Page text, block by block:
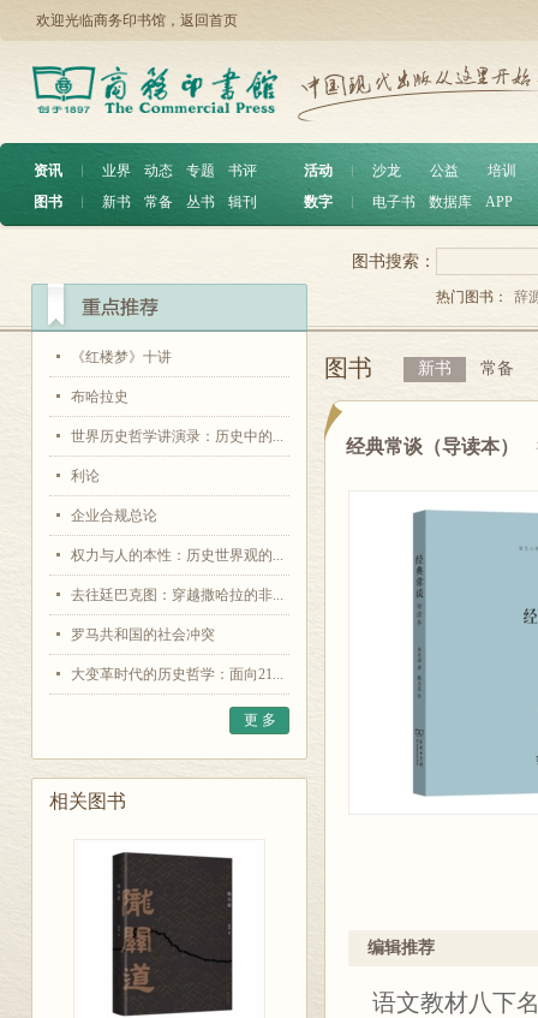
欢迎光临商务印书馆， 返回首页
资讯 ︱ 业界 动态 专题
书评
图书
︱ 新书 常备 丛书 辑刊
活动 沙龙 公益
培训
数字
电子书 数据库 APP
《红楼梦》十讲
布哈拉史
世界历史哲学讲演录：历史中的...
利论
企业合规总论
权力与人的本性：历史世界观的...
去往廷巴克图：穿越撒哈拉的非...
罗马共和国的社会冲突
大变革时代的历史哲学：面向21...
更 多
相关图书
图书搜索：
热门图书： 辞
图书 新书 常备
经典常谈（导读本）
编辑推荐
语文教材八下